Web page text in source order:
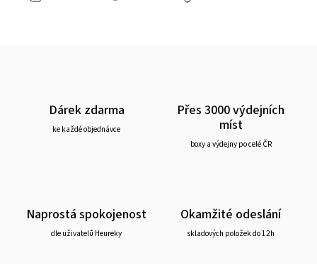
Dárek zdarma
ke každé objednávce
Přes 3000 výdejních
míst
boxy a výdejny po celé ČR
Naprostá spokojenost
dle uživatelů Heureky
Okamžité odeslání
skladových položek do 12h